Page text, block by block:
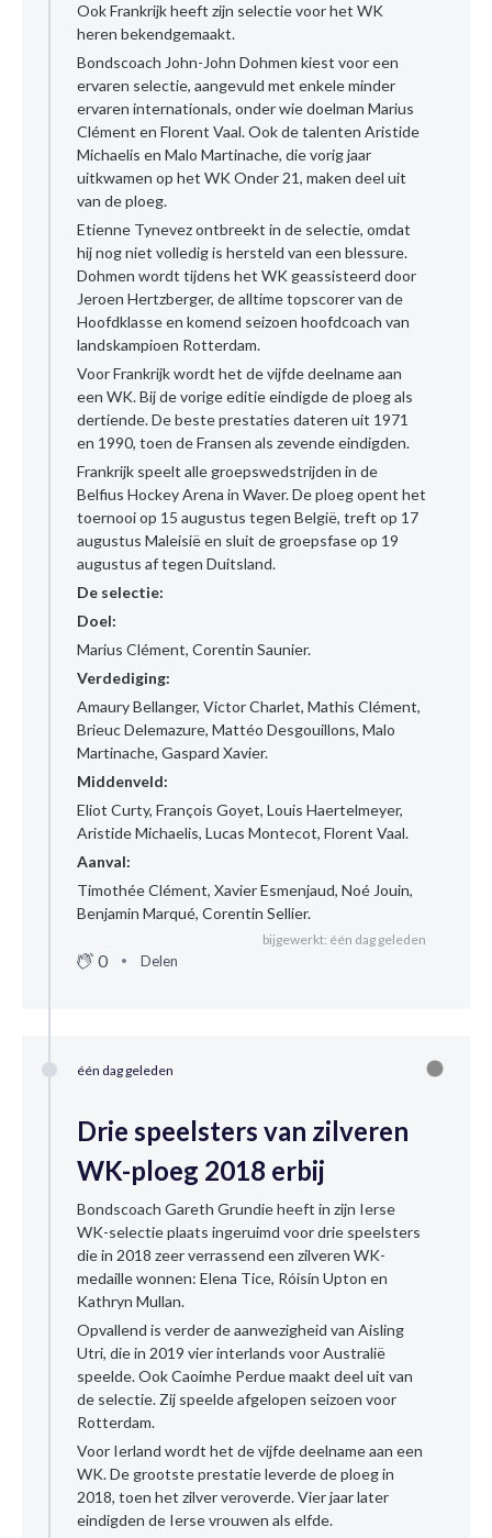
Ook Frankrijk heeft zijn selectie voor het WK
heren bekendgemaakt.
Bondscoach John-John Dohmen kiest voor een
ervaren selectie, aangevuld met enkele minder
ervaren internationals, onder wie doelman Marius
Clément en Florent Vaal. Ook de talenten Aristide
Michaelis en Malo Martinache, die vorig jaar
uitkwamen op het WK Onder 21, maken deel uit
van de ploeg.
Etienne Tynevez ontbreekt in de selectie, omdat
hij nog niet volledig is hersteld van een blessure.
Dohmen wordt tijdens het WK geassisteerd door
Jeroen Hertzberger, de alltime topscorer van de
Hoofdklasse en komend seizoen hoofdcoach van
landskampioen Rotterdam.
Voor Frankrijk wordt het de vijfde deelname aan
een WK. Bij de vorige editie eindigde de ploeg als
dertiende. De beste prestaties dateren uit 1971
en 1990, toen de Fransen als zevende eindigden.
Frankrijk speelt alle groepswedstrijden in de
Belfius Hockey Arena in Waver. De ploeg opent het
toernooi op 15 augustus tegen België, treft op 17
augustus Maleisië en sluit de groepsfase op 19
augustus af tegen Duitsland.
De selectie:
Doel:
Marius Clément, Corentin Saunier.
Verdediging:
Amaury Bellanger, Victor Charlet, Mathis Clément,
Brieuc Delemazure, Mattéo Desgouillons, Malo
Martinache, Gaspard Xavier.
Middenveld:
Eliot Curty, François Goyet, Louis Haertelmeyer,
Aristide Michaelis, Lucas Montecot, Florent Vaal.
Aanval:
Timothée Clément, Xavier Esmenjaud, Noé Jouin,
Benjamin Marqué, Corentin Sellier.
bijgewerkt: één dag geleden
0 Delen
één dag geleden
Drie speelsters van zilveren
WK-ploeg 2018 erbij
Bondscoach Gareth Grundie heeft in zijn Ierse
WK-selectie plaats ingeruimd voor drie speelsters
die in 2018 zeer verrassend een zilveren WK-
medaille wonnen: Elena Tice, Róisín Upton en
Kathryn Mullan.
Opvallend is verder de aanwezigheid van Aisling
Utri, die in 2019 vier interlands voor Australië
speelde. Ook Caoimhe Perdue maakt deel uit van
de selectie. Zij speelde afgelopen seizoen voor
Rotterdam.
Voor Ierland wordt het de vijfde deelname aan een
WK. De grootste prestatie leverde de ploeg in
2018, toen het zilver veroverde. Vier jaar later
eindigden de Ierse vrouwen als elfde.